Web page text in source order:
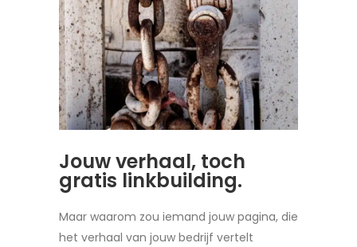
Jouw verhaal, toch
gratis linkbuilding.
Maar waarom zou iemand jouw pagina, die
het verhaal van jouw bedrijf vertelt